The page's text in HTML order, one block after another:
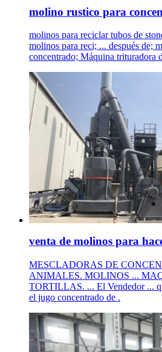
molino rustico para
molinos para reciclar tubos de
molinos para reci; ... después de;
concentrado; Máquina trituradora
venta de molinos para
MESCLADORAS DE
ANIMALES. MOLINOS ...
TORTILLAS. ... El Vendedor ...
el jugo concentrado de .